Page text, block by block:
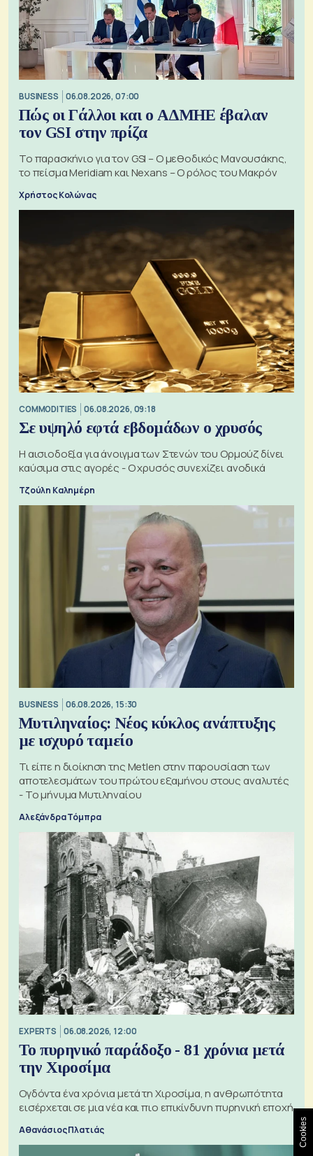
BUSINESS 06.08.2026, 07:00
Πώς οι Γάλλοι και ο ΑΔΜΗΕ έβαλαν
τον GSI στην πρίζα
Το παρασκήνιο για τον GSI – Ο μεθοδικός Μανουσάκης,
το πείσμα Meridiam και Nexans – Ο ρόλος του Μακρόν
Χρήστος Κολώνας
COMMODITIES 06.08.2026, 09:18
Σε υψηλό εφτά εβδομάδων ο χρυσός
Η αισιοδοξία για άνοιγμα των Στενών του Ορμούζ δίνει
καύσιμα στις αγορές - Ο χρυσός συνεχίζει ανοδικά
Τζούλη Καλημέρη
BUSINESS 06.08.2026, 15:30
Μυτιληναίος: Νέος κύκλος ανάπτυξης
με ισχυρό ταμείο
Τι είπε η διοίκηση της Metlen στην παρουσίαση των
αποτελεσμάτων του πρώτου εξαμήνου στους αναλυτές
- Το μήνυμα Μυτιληναίου
Αλεξάνδρα Τόμπρα
EXPERTS 06.08.2026, 12:00
Το πυρηνικό παράδοξο - 81 χρόνια μετά
την Χιροσίμα
Ογδόντα ένα χρόνια μετά τη Χιροσίμα, η ανθρωπότητα
εισέρχεται σε μια νέα και πιο επικίνδυνη πυρηνική εποχή
Αθανάσιος Πλατιάς Cookies